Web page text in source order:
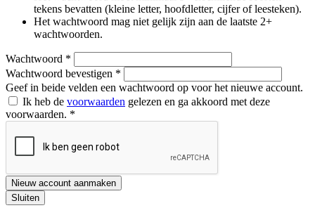
tekens bevatten (kleine letter, hoofdletter, cijfer of leesteken).
Het wachtwoord mag niet gelijk zijn aan de laatste 2+
wachtwoorden.
Wachtwoord *
Wachtwoord bevestigen *
Geef in beide velden een wachtwoord op voor het nieuwe account.
Ik heb de voorwaarden gelezen en ga akkoord met deze
voorwaarden. *
Nieuw account aanmaken
Sluiten